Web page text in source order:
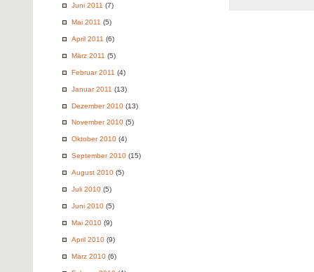
Juni 2011 (7)
Mai 2011 (5)
April 2011 (6)
März 2011 (5)
Februar 2011 (4)
Januar 2011 (13)
Dezember 2010 (13)
November 2010 (5)
Oktober 2010 (4)
September 2010 (15)
August 2010 (5)
Juli 2010 (5)
Juni 2010 (5)
Mai 2010 (9)
April 2010 (9)
März 2010 (6)